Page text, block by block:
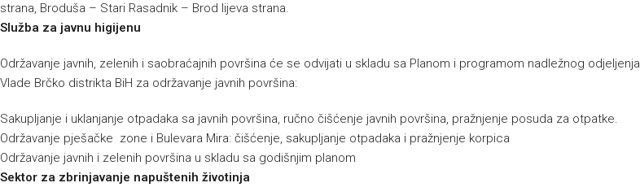
strana, Broduša – Stari Rasadnik – Brod lijeva strana.
Služba za javnu higijenu
Održavanje javnih, zelenih i saobraćajnih površina će se odvijati u skladu sa Planom i programom nadležnog odjeljenja
Vlade Brčko distrikta BiH za održavanje javnih površina:
Sakupljanje i uklanjanje otpadaka sa javnih površina, ručno čišćenje javnih površina, pražnjenje posuda za otpatke.
Održavanje pješačke zone i Bulevara Mira: čišćenje, sakupljanje otpadaka i pražnjenje korpica
Održavanje javnih i zelenih površina u skladu sa godišnjim planom
Sektor za zbrinjavanje napuštenih životinja